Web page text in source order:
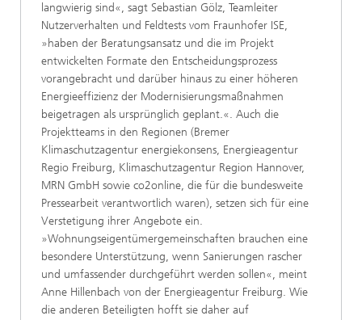
langwierig sind«, sagt Sebastian Gölz, Teamleiter
Nutzerverhalten und Feldtests vom Fraunhofer ISE,
»haben der Beratungsansatz und die im Projekt
entwickelten Formate den Entscheidungsprozess
vorangebracht und darüber hinaus zu einer höheren
Energieeffizienz der Modernisierungsmaßnahmen
beigetragen als ursprünglich geplant.«. Auch die
Projektteams in den Regionen (Bremer
Klimaschutzagentur energiekonsens, Energieagentur
Regio Freiburg, Klimaschutzagentur Region Hannover,
MRN GmbH sowie co2online, die für die bundesweite
Pressearbeit verantwortlich waren), setzen sich für eine
Verstetigung ihrer Angebote ein.
»Wohnungseigentümergemeinschaften brauchen eine
besondere Unterstützung, wenn Sanierungen rascher
und umfassender durchgeführt werden sollen«, meint
Anne Hillenbach von der Energieagentur Freiburg. Wie
die anderen Beteiligten hofft sie daher auf